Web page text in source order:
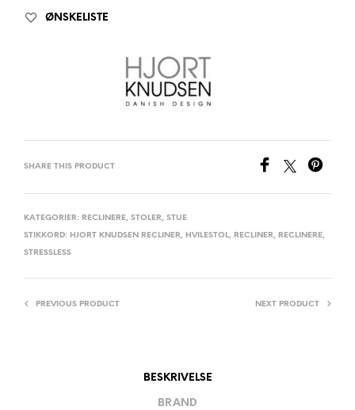
ØNSKELISTE
SHARE THIS PRODUCT
KATEGORIER: RECLINERE, STOLER, STUE
STIKKORD: HJORT KNUDSEN RECLINER, HVILESTOL, RECLINER, RECLINERE,
STRESSLESS
PREVIOUS PRODUCT NEXT PRODUCT
BESKRIVELSE
BRAND